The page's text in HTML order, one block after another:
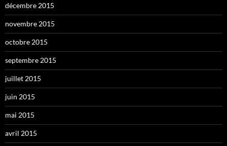
décembre 2015
novembre 2015
octobre 2015
septembre 2015
juillet 2015
juin 2015
mai 2015
avril 2015